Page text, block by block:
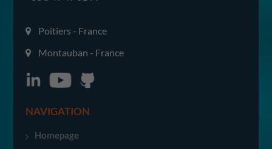
Poitiers - France
Montauban - France
NAVIGATION
Homepage